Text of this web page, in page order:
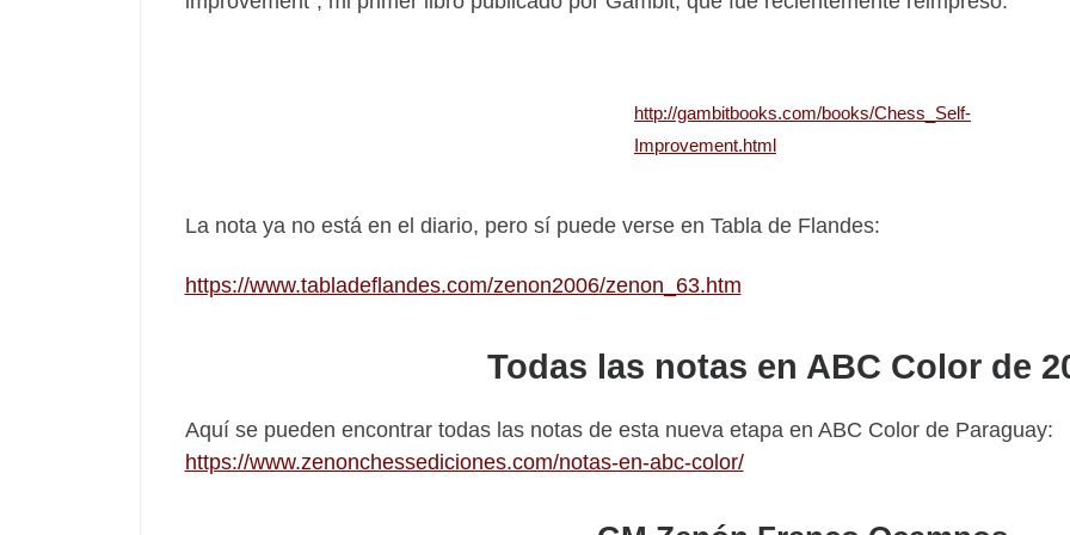
http://gambitbooks.com/books/Chess_Self-
Improvement.html
La nota ya no está en el diario, pero sí puede verse en Tabla de Flandes:
https://www.tabladeflandes.com/zenon2006/zenon_63.htm
Todas las notas en ABC Color de
Aquí se pueden encontrar todas las notas de esta nueva etapa en ABC Color de Paraguay:
https://www.zenonchessediciones.com/notas-en-abc-color/